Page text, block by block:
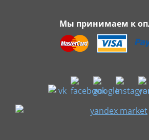
Мы принимаем к